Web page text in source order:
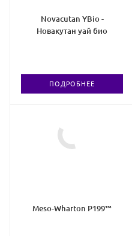
Novacutan YBio -
Новакутан уай био
ПОДРОБНЕЕ
Meso-Wharton P199™